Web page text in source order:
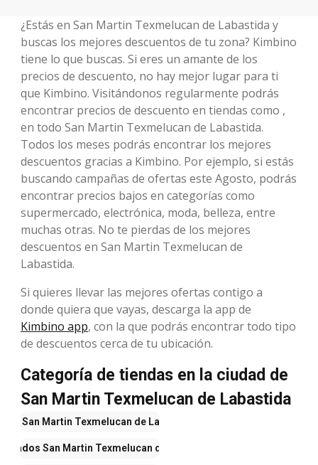
¿Estás en San Martin Texmelucan de Labastida y
buscas los mejores descuentos de tu zona? Kimbino
tiene lo que buscas. Si eres un amante de los
precios de descuento, no hay mejor lugar para ti
que Kimbino. Visitándonos regularmente podrás
encontrar precios de descuento en tiendas como ,
en todo San Martin Texmelucan de Labastida.
Todos los meses podrás encontrar los mejores
descuentos gracias a Kimbino. Por ejemplo, si estás
buscando campañas de ofertas este Agosto, podrás
encontrar precios bajos en categorías como
supermercado, electrónica, moda, belleza, entre
muchas otras. No te pierdas de los mejores
descuentos en San Martin Texmelucan de
Labastida.
Si quieres llevar las mejores ofertas contigo a
donde quiera que vayas, descarga la app de
Kimbino app, con la que podrás encontrar todo tipo
de descuentos cerca de tu ubicación.
Categoría de tiendas en la ciudad de
San Martin Texmelucan de Labastida
San Martin Texmelucan de Labastida
San Martin Texmelucan de Labastida